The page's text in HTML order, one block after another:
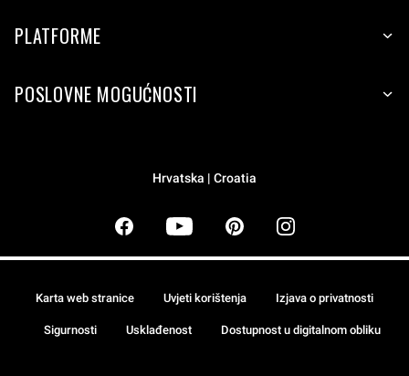
PLATFORME
POSLOVNE MOGUĆNOSTI
Hrvatska | Croatia
Karta web stranice Uvjeti korištenja Izjava o privatnosti
Sigurnosti Usklađenost Dostupnost u digitalnom obliku